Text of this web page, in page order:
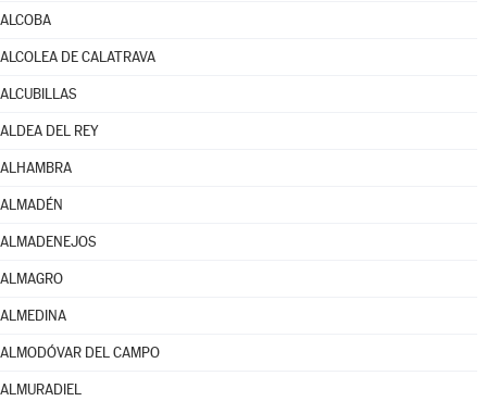
ALCOBA
ALCOLEA DE CALATRAVA
ALCUBILLAS
ALDEA DEL REY
ALHAMBRA
ALMADÉN
ALMADENEJOS
ALMAGRO
ALMEDINA
ALMODÓVAR DEL CAMPO
ALMURADIEL